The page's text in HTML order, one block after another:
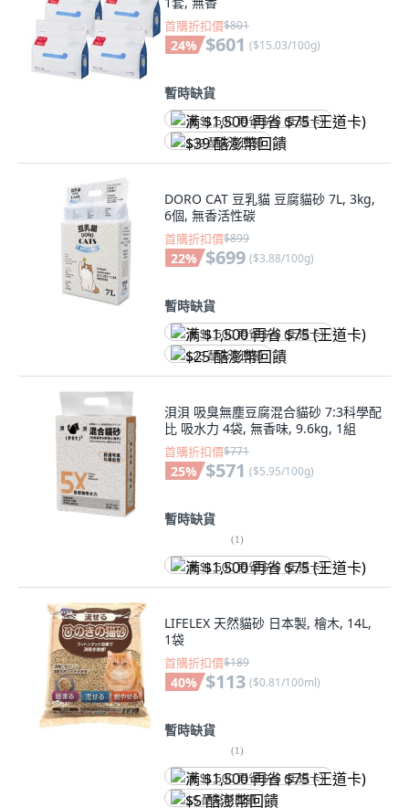
首購折扣價$801
24% $601 ($15.03/100g)
暫時缺貨
满 $1,500 再省 $75 (王道卡)
$39 酷澎幣回饋
DORO CAT 豆乳貓 豆腐貓砂 7L, 3kg,
6個, 無香活性碳
首購折扣價$899
22% $699 ($3.88/100g)
暫時缺貨
满 $1,500 再省 $75 (王道卡)
$25 酷澎幣回饋
浿浿 吸臭無塵豆腐混合貓砂 7:3科學配
比 吸水力 4袋, 無香味, 9.6kg, 1組
首購折扣價$771
25% $571 ($5.95/100g)
暫時缺貨
(1)
满 $1,500 再省 $75 (王道卡)
LIFELEX 天然貓砂 日本製, 檜木, 14L,
1袋
首購折扣價$189
40% $113 ($0.81/100ml)
暫時缺貨
(1)
满 $1,500 再省 $75 (王道卡)
$5 酷澎幣回饋